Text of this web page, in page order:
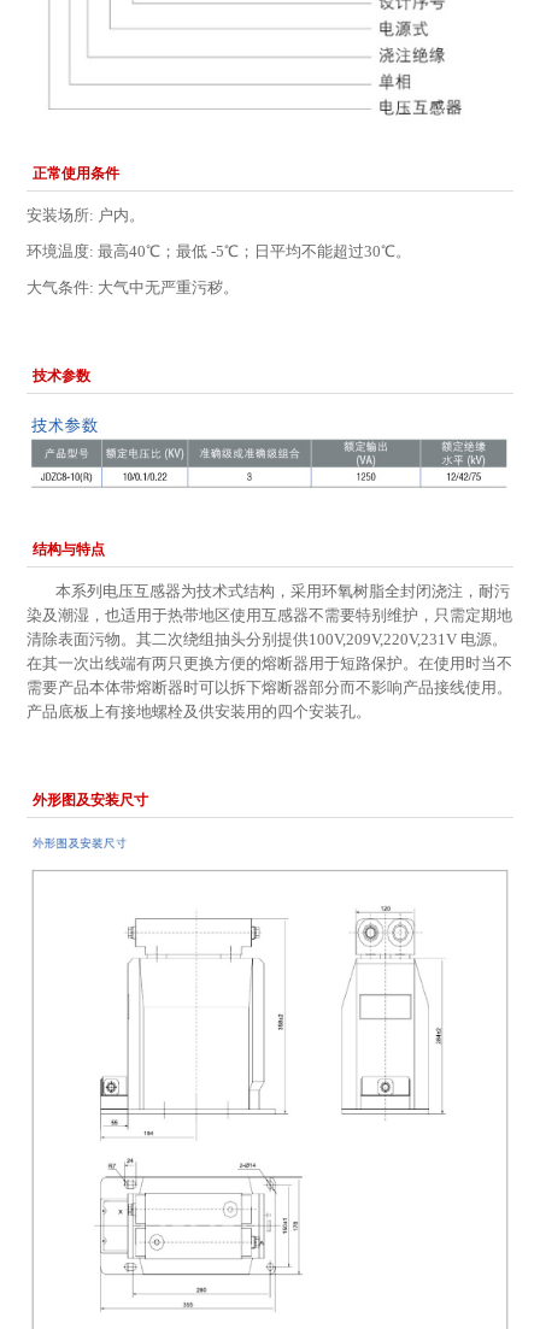
正常使用条件
安装场所: 户内。
环境温度: 最高40℃；最低 -5℃；日平均不能超过30℃。
大气条件: 大气中无严重污秽。
技术参数
结构与特点
本系列电压互感器为技术式结构，采用环氧树脂全封闭浇注，耐污
染及潮湿，也适用于热带地区使用互感器不需要特别维护，只需定期地
清除表面污物。其二次绕组抽头分别提供100V,209V,220V,231V 电源。
在其一次出线端有两只更换方便的熔断器用于短路保护。在使用时当不
需要产品本体带熔断器时可以拆下熔断器部分而不影响产品接线使用。
产品底板上有接地螺栓及供安装用的四个安装孔。
外形图及安装尺寸